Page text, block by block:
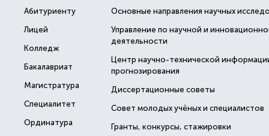
Абитуриенту
Лицей
Колледж
Бакалавриат
Магистратура
Специалитет
Ординатура
Основные направления научных
Управление по научной и
деятельности
Центр научно-технической
прогнозирования
Диссертационные советы
Совет молодых учёных и специалистов
Гранты, конкурсы, стажировки